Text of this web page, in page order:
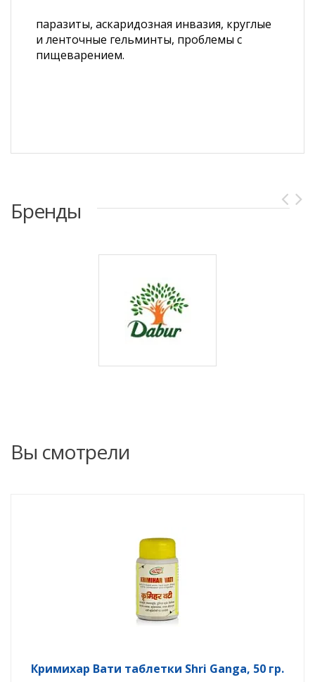
паразиты, аскаридозная инвазия, круглые
и ленточные гельминты, проблемы с
пищеварением.
Бренды
Вы смотрели
Кримихар Вати таблетки Shri Ganga, 50 гр.